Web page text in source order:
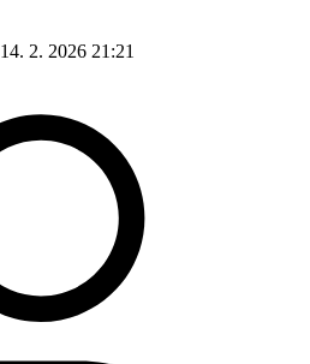
14. 2. 2026 21:21